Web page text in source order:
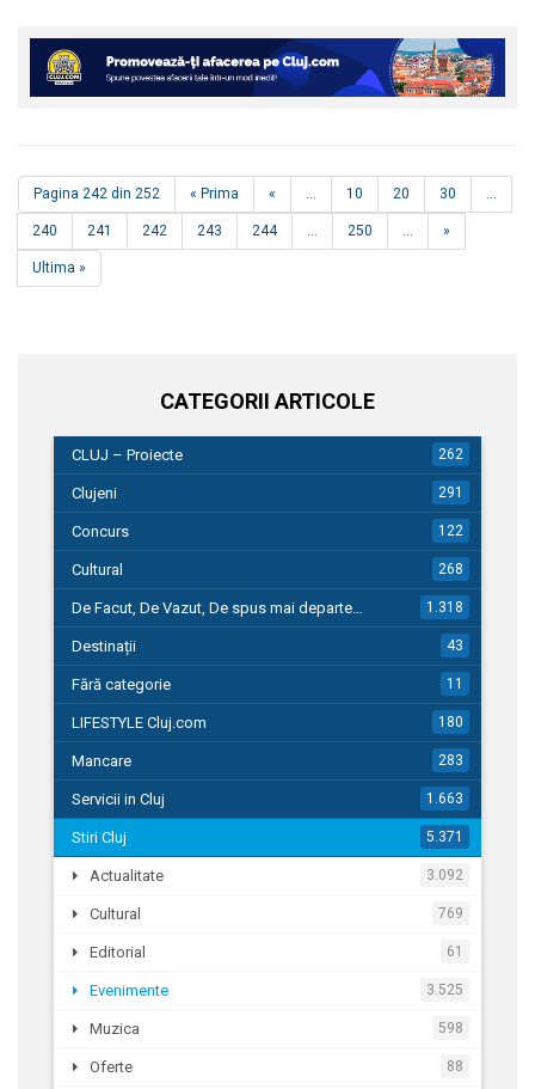
Pagina 242 din 252 « Prima « ... 10 20 30 ...
240 241 242 243 244 ... 250 ... »
Ultima »
CATEGORII ARTICOLE
CLUJ – Proiecte 262
Clujeni 291
Concurs 122
Cultural 268
De Facut, De Vazut, De spus mai departe… 1.318
Destinații 43
Fără categorie 11
LIFESTYLE Cluj.com 180
Mancare 283
Servicii in Cluj 1.663
Stiri Cluj 5.371
Actualitate 3.092
Cultural 769
Editorial 61
Evenimente 3.525
Muzica 598
Oferte 88